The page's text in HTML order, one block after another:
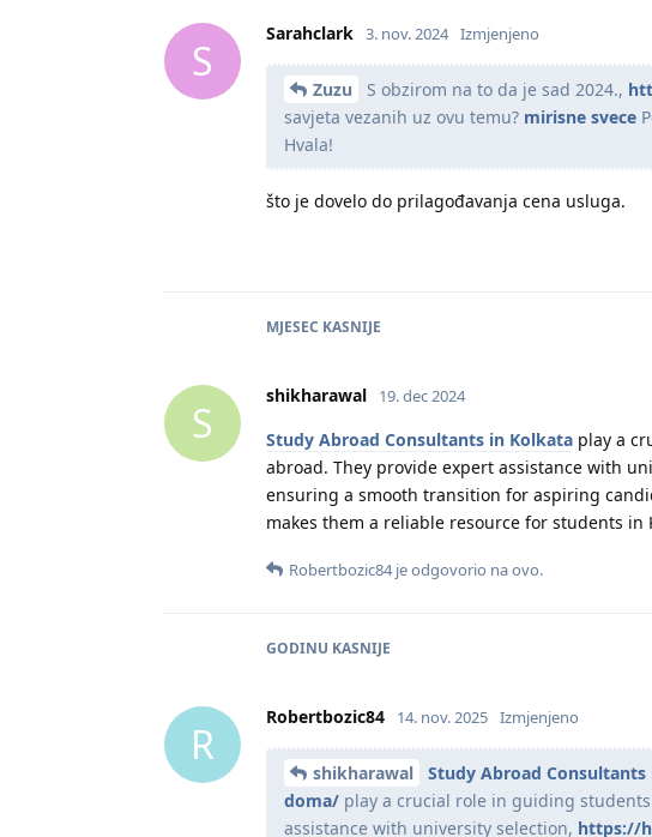
S
Sarahclark 3. nov. 2024 Izmjenjeno
Zuzu S obzirom na to da je sad 2024.,
savjeta vezanih uz ovu temu? mirisne svece
Hvala!
što je dovelo do prilagođavanja cena usluga.
MJESEC KASNIJE
S
shikharawal 19. dec 2024
Study Abroad Consultants in Kolkata play a
abroad. They provide expert assistance with
ensuring a smooth transition for aspiring
makes them a reliable resource for students in
Robertbozic84je odgovorio na ovo.
GODINU KASNIJE
R
Robertbozic84 14. nov. 2025 Izmjenjeno
shikharawal Study Abroad
doma/ play a crucial role in guiding
assistance with university selection, https://